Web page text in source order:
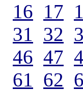
16 17
31 32
46 47
61 62